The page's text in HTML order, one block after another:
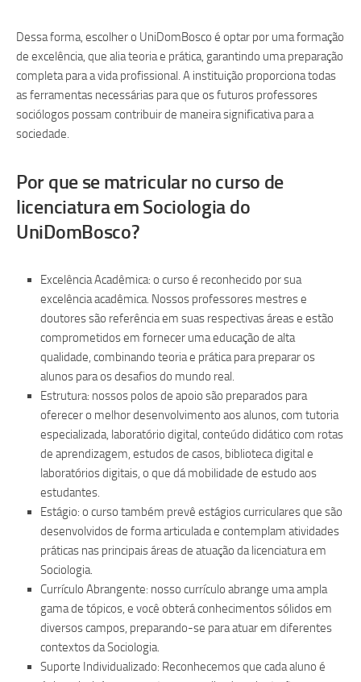
Dessa forma, escolher o UniDomBosco é optar por uma formação
de excelência, que alia teoria e prática, garantindo uma preparação
completa para a vida profissional. A instituição proporciona todas
as ferramentas necessárias para que os futuros professores
sociólogos possam contribuir de maneira significativa para a
sociedade.
Por que se matricular no curso de
licenciatura em Sociologia do
UniDomBosco?
Excelência Acadêmica: o curso é reconhecido por sua
excelência acadêmica. Nossos professores mestres e
doutores são referência em suas respectivas áreas e estão
comprometidos em fornecer uma educação de alta
qualidade, combinando teoria e prática para preparar os
alunos para os desafios do mundo real.
Estrutura: nossos polos de apoio são preparados para
oferecer o melhor desenvolvimento aos alunos, com tutoria
especializada, laboratório digital, conteúdo didático com rotas
de aprendizagem, estudos de casos, biblioteca digital e
laboratórios digitais, o que dá mobilidade de estudo aos
estudantes.
Estágio: o curso também prevê estágios curriculares que são
desenvolvidos de forma articulada e contemplam atividades
práticas nas principais áreas de atuação da licenciatura em
Sociologia.
Currículo Abrangente: nosso currículo abrange uma ampla
gama de tópicos, e você obterá conhecimentos sólidos em
diversos campos, preparando-se para atuar em diferentes
contextos da Sociologia.
Suporte Individualizado: Reconhecemos que cada aluno é